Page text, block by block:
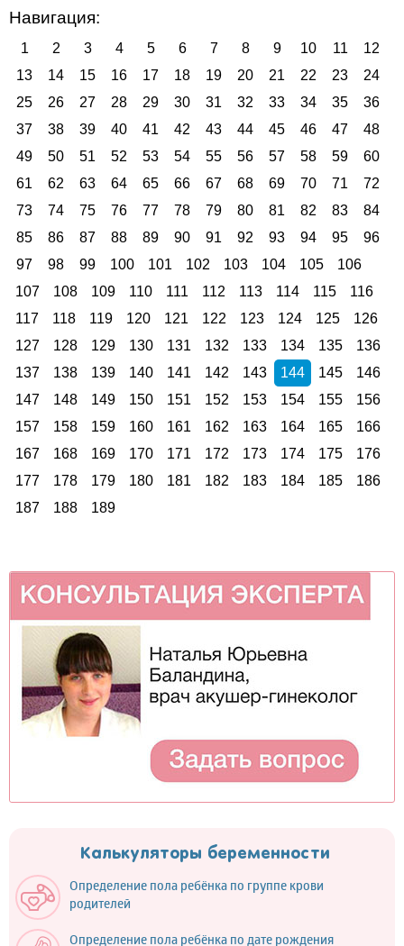
Навигация:
1 2 3 4 5 6 7 8 9 10 11
12
13
14 15 16 17 18 19 20 21 22 23
24
25
26 27 28 29 30 31 32 33 34 35
36
37
38 39 40 41 42 43 44 45 46 47
48
49
50 51 52 53 54 55 56 57 58 59
60
61
62 63 64 65 66 67 68 69 70 71
72
73
74 75 76 77 78 79 80 81 82 83
84
85
86 87 88 89 90 91 92 93 94 95
96
97
98 99 100 101 102 103 104 105
106
107
108 109 110 111 112 113 114 115
116
117
118 119 120 121 122 123 124 125
126
127
128 129 130 131 132 133 134 135
136
137
138 139 140 141 142 143 144 145
146
147
148 149 150 151 152 153 154 155
156
157
158 159 160 161 162 163 164 165
166
167
168 169 170 171 172 173 174 175
176
177
178 179 180 181 182 183 184 185
186
187
188 189
Калькуляторы беременности
Определение пола ребёнка по группе крови
родителей
Определение пола ребёнка по дате рождения